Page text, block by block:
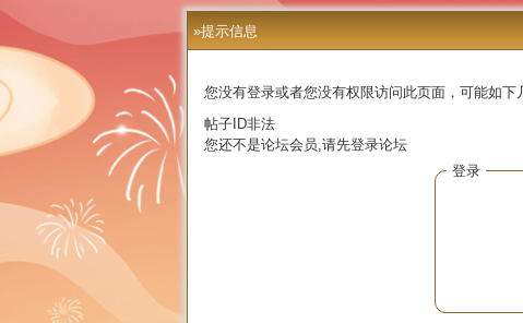
»提示信息
您没有登录或者您没有权限访问此页面，可能如下
帖子ID非法
您还不是论坛会员,请先登录论坛
登录